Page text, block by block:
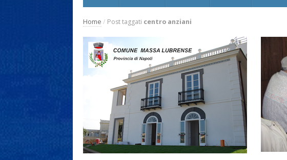
Home / Post taggati centro anziani